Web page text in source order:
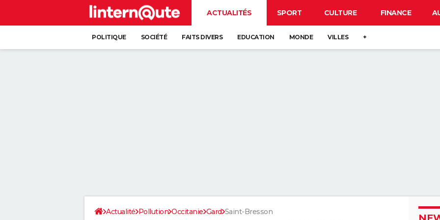
ACTUALITÉS SPORT CULTURE FINANCE
POLITIQUE SOCIÉTÉ FAITS DIVERS EDUCATION MONDE VILLES +
Actualité Pollution Occitanie Gard Saint-Bresson